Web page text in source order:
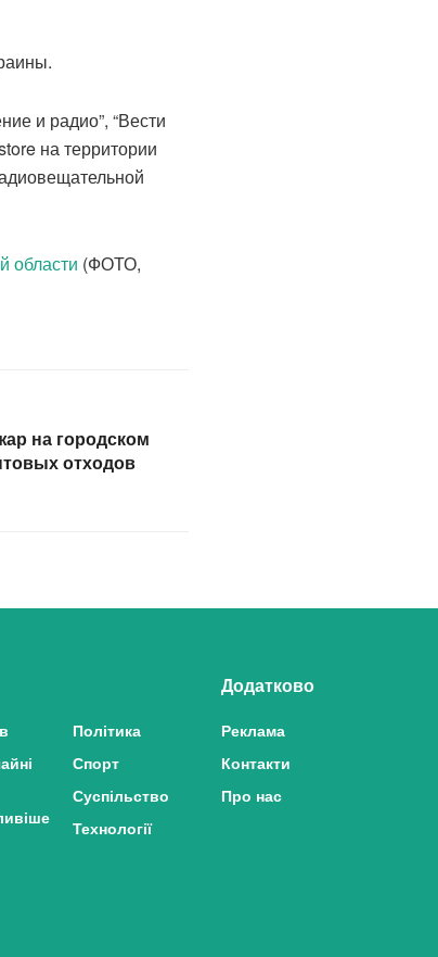
и радио”, “Вести
на территории
области (ФОТО,
на городском
отходов
Політика
Спорт
Суспільство
Технології
Додатково
Реклама
Контакти
Про нас